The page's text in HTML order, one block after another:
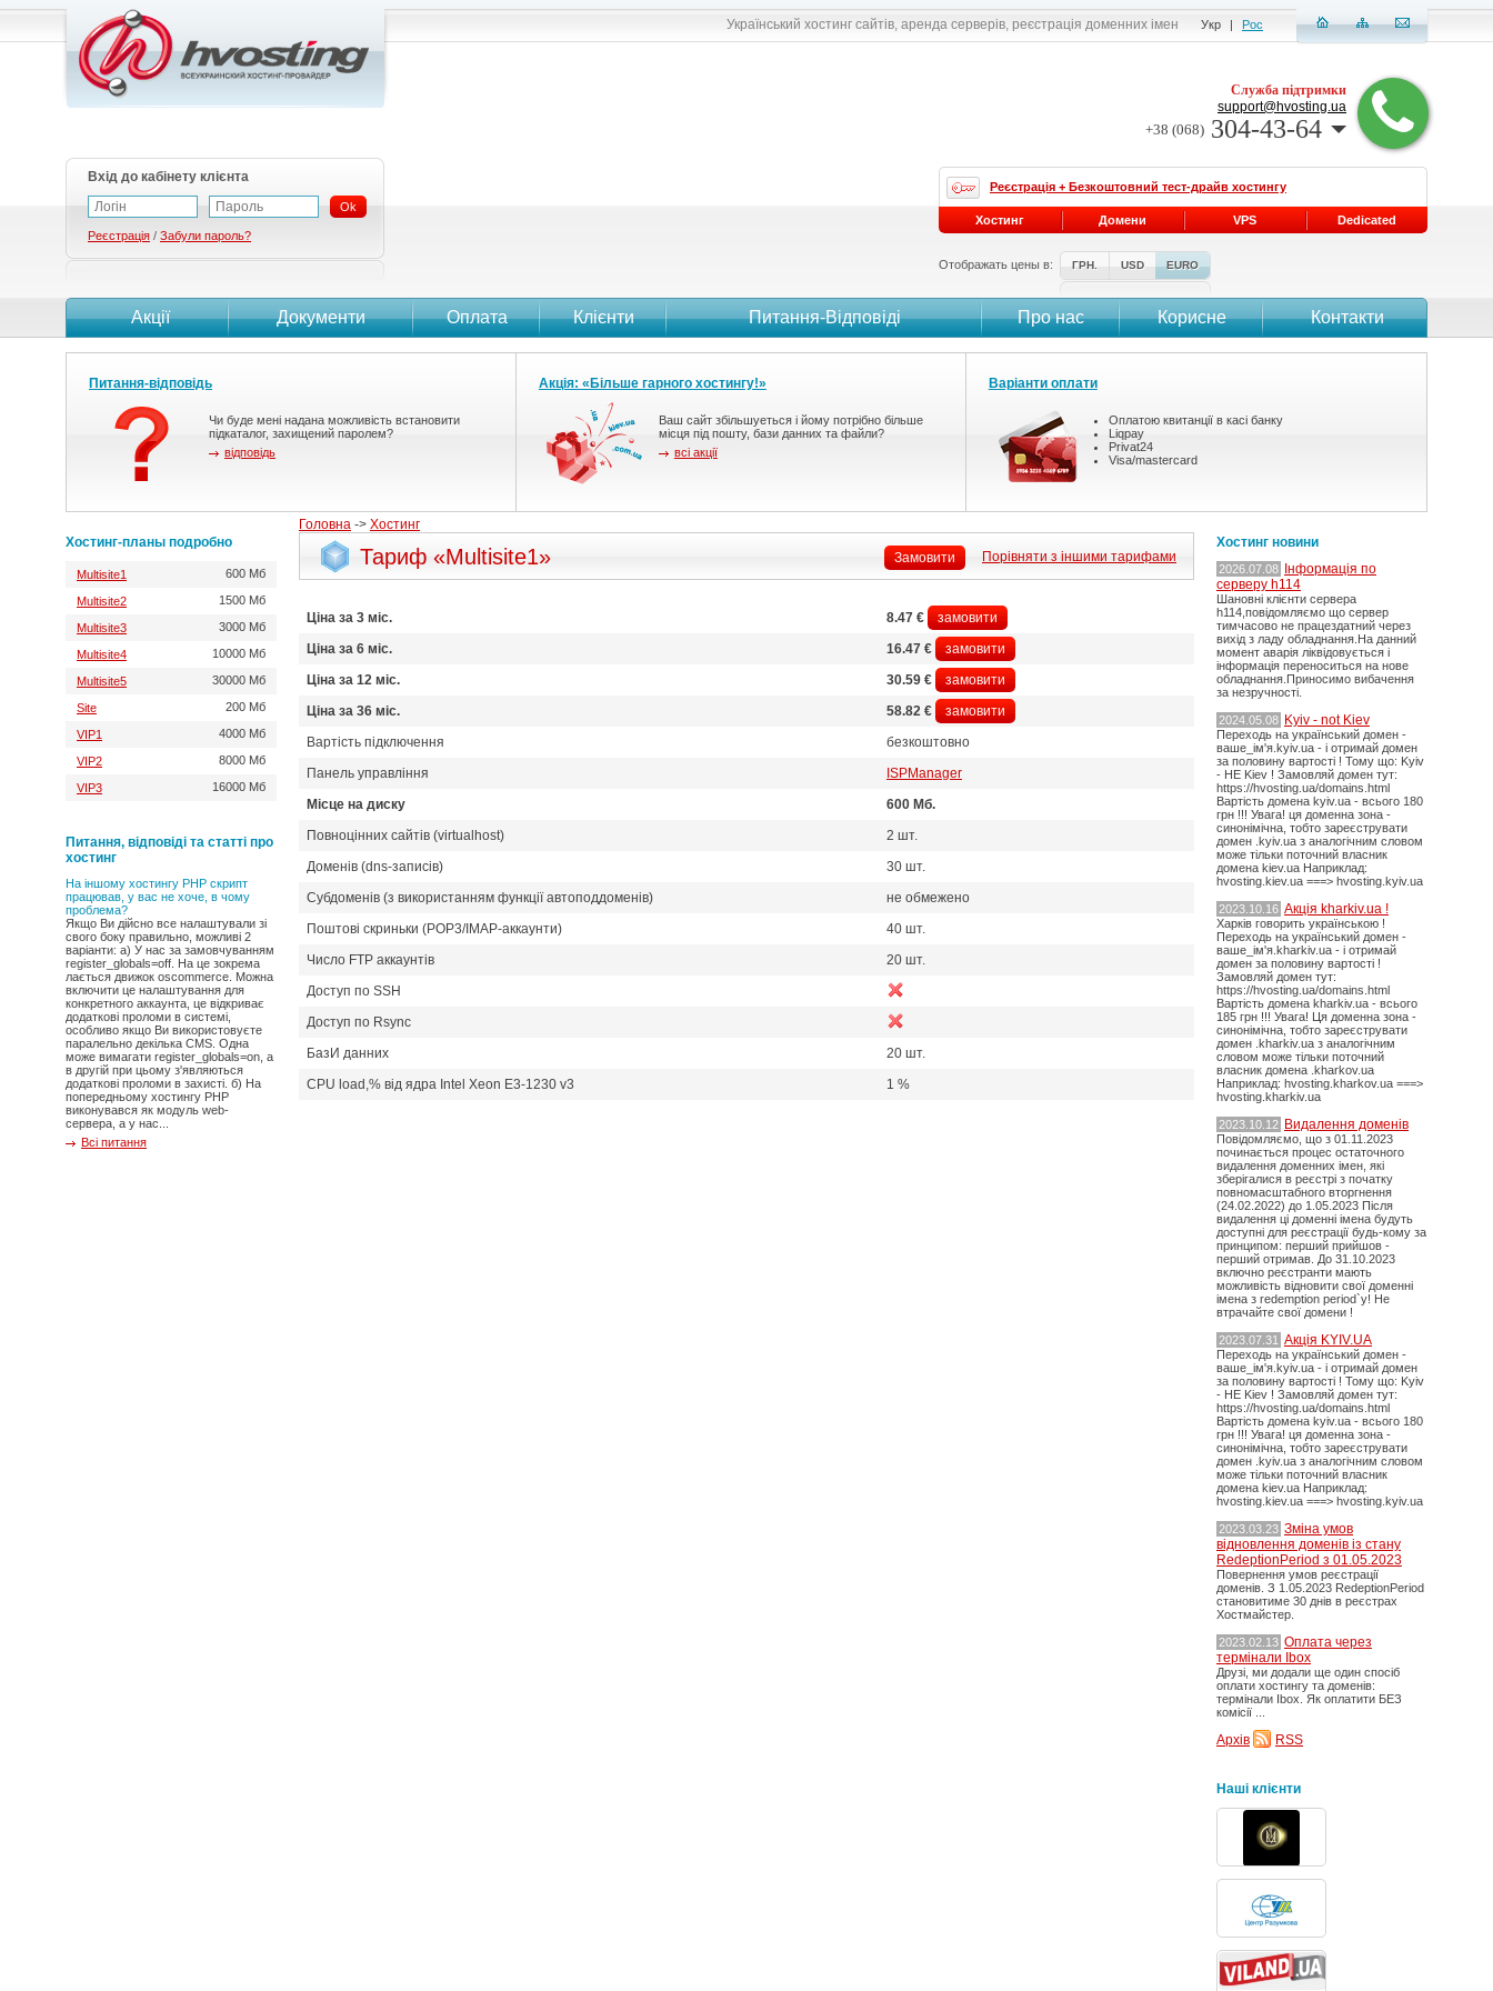
Головна -> Хостинг
Тариф «Multisite1» Порівняти з іншими тарифами
Замовити
Цiна за 3 мiс. 8.47 €
замовити
Цiна за 6 мiс.
16.47 €
замовити
Цiна за 12 мiс.
30.59 €
замовити
Цiна за 36 мiс.
58.82 €
замовити
Вартість підключення
безкоштовно
Панель управління
ISPManager
Місце на диску
600 Мб.
Повноцінних сайтів (virtualhost)
2 шт.
Доменів (dns-записів)
30 шт.
Субдоменів (з використанням функції автоподдоменів)
не обмежено
Поштові скриньки (POP3/IMAP-аккаунти)
40 шт.
Число FTP аккаунтiв
20 шт.
Доступ по SSH
Доступ по Rsync
БазИ данних
20 шт.
CPU load,% від ядра Intel Xeon E3-1230 v3
1 %
Акції Документи Оплата Клієнти Питання-Вiдповiдi Про нас Корисне Контакти
Укр | Рос
Український хостинг сайтів, аренда серверів, реєстрація доменних імен
Служба підтримки
support@hvosting.ua
+38 (068) 304-43-64
Вхід до кабінету клієнта
Ok
Реєстрація / Забули пароль?
Реєстрація + Безкоштовний тест-драйв хостингу
Хостинг Домени VPS Dedicated
Отображать цены в: ГРН. USD EURO
Питання-відповідь
Чи буде мені надана можливість встановити
підкаталог, захищений паролем?
відповідь
Акція: «Більше гарного хостингу!»
Ваш сайт збільшуеться і йому потрібно більше
місця під пошту, бази данних та файли?
всі акції
Варіанти оплати
Оплатою квитанції в касі банку
Liqpay
Privat24
Visa/mastercard
Хостинг-планы подробно
Multisite1 600 Мб
Multisite2 1500 Мб
Multisite3 3000 Мб
Multisite4 10000 Мб
Multisite5 30000 Мб
Site 200 Мб
VIP1 4000 Мб
VIP2 8000 Мб
VIP3 16000 Мб
Питання, відповіді та статті про
хостинг
На іншому хостингу PHP скрипт
працював, у вас не хоче, в чому
проблема?
Якщо Ви дійсно все налаштували зі
свого боку правильно, можливі 2
варіанти: а) У нас за замовчуванням
register_globals=off. На це зокрема
лається движок oscommerce. Можна
включити це налаштування для
конкретного аккаунта, це відкриває
додаткові проломи в системі,
особливо якщо Ви використовуєте
паралельно декілька CMS. Одна
може вимагати register_globals=on, а
в другій при цьому з'являються
додаткові проломи в захисті. б) На
попередньому хостингу PHP
виконувався як модуль web-
сервера, а у нас...
Всі питання
Хостинг новини
2026.07.08
Інформація по
серверу h114
Шановні клієнти сервера
h114,повідомляємо що сервер
тимчасово не працездатний через
вихід з ладу обладнання.На данний
момент аварія ліквідовується і
інформація переноситься на нове
обладнання.Приносимо вибачення
за незручності.
2024.05.08 Kyiv - not Kiev
Переходь на український домен -
ваше_ім'я.kyiv.ua - і отримай домен
за половину вартості ! Тому що: Kyiv
- НЕ Kiev ! Замовляй домен тут:
https://hvosting.ua/domains.html
Вартість домена kyiv.ua - всього 180
грн !!! Увага! ця доменна зона -
синонімічна, тобто зареєструвати
домен .kyiv.ua з аналогічним словом
може тільки поточний власник
домена kiev.ua Наприклад:
hvosting.kiev.ua ===> hvosting.kyiv.ua
2023.10.16 Акція kharkiv.ua !
Харків говорить українською !
Переходь на український домен -
ваше_ім'я.kharkiv.ua - і отримай
домен за половину вартості !
Замовляй домен тут:
https://hvosting.ua/domains.html
Вартість домена kharkiv.ua - всього
185 грн !!! Увага! Ця доменна зона -
синонімічна, тобто зареєструвати
домен .kharkiv.ua з аналогічним
словом може тільки поточний
власник домена .kharkov.ua
Наприклад: hvosting.kharkov.ua ===>
hvosting.kharkiv.ua
2023.10.12 Видалення доменів
Повідомляємо, що з 01.11.2023
починається процес остаточного
видалення доменних імен, які
зберігалися в реєстрі з початку
повномасштабного вторгнення
(24.02.2022) до 1.05.2023 Після
видалення ці доменні імена будуть
доступні для реєстрації будь-кому за
принципом: перший прийшов -
перший отримав. До 31.10.2023
включно реєстранти мають
можливість відновити свої доменні
імена з redemption period`у! Не
втрачайте свої домени !
2023.07.31 Акція KYIV.UA
Переходь на український домен -
ваше_ім'я.kyiv.ua - і отримай домен
за половину вартості ! Тому що: Kyiv
- НЕ Kiev ! Замовляй домен тут:
https://hvosting.ua/domains.html
Вартість домена kyiv.ua - всього 180
грн !!! Увага! ця доменна зона -
синонімічна, тобто зареєструвати
домен .kyiv.ua з аналогічним словом
може тільки поточний власник
домена kiev.ua Наприклад:
hvosting.kiev.ua ===> hvosting.kyiv.ua
2023.03.23 Зміна умов
відновлення доменів із стану
RedeptionPeriod з 01.05.2023
Повернення умов реєстрації
доменів. З 1.05.2023 RedeptionPeriod
становитиме 30 днів в реєстрах
Хостмайстер.
2023.02.13 Оплата через
термінали Ibox
Друзі, ми додали ще один спосіб
оплати хостингу та доменів:
термінали Ibox. Як оплатити БЕЗ
комісії ...
Архів RSS
Наші клієнти